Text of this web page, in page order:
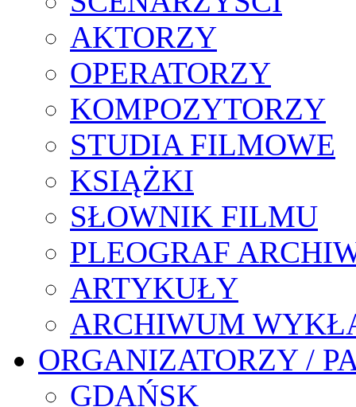
AKTORZY
OPERATORZY
KOMPOZYTORZY
STUDIA FILMOWE
KSIĄŻKI
SŁOWNIK FILMU
PLEOGRAF
ARTYKUŁY
ARCHIWUM
ORGANIZATORZY /
GDAŃSK